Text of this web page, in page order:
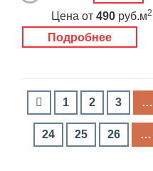
Подробнее
Цена от 490 руб.м2
1 2 3 …
24 25 26 …